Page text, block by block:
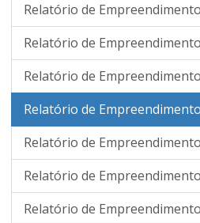
Relatório de
Relatório de
Relatório de
Relatório de
Relatório de
Relatório de
Relatório de